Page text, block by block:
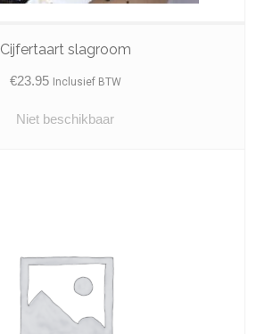
Cijfertaart slagroom
€23.95 Inclusief BTW
Niet beschikbaar